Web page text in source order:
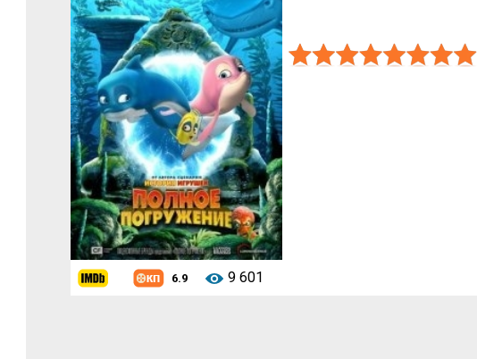
6.9 9 601